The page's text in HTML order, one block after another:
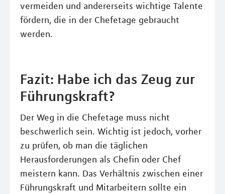
vermeiden und andererseits wichtige Talente
fördern, die in der Chefetage gebraucht
werden.
Fazit: Habe ich das Zeug zur
Führungskraft?
Der Weg in die Chefetage muss nicht
beschwerlich sein. Wichtig ist jedoch, vorher
zu prüfen, ob man die täglichen
Herausforderungen als Chefin oder Chef
meistern kann. Das Verhältnis zwischen einer
Führungskraft und Mitarbeitern sollte ein